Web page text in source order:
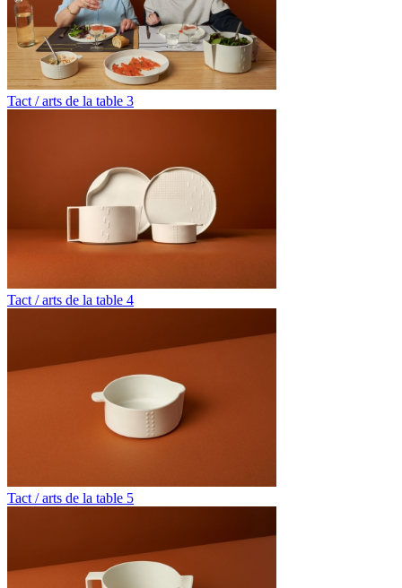
Tact / arts de la table 3
Tact / arts de la table 4
Tact / arts de la table 5